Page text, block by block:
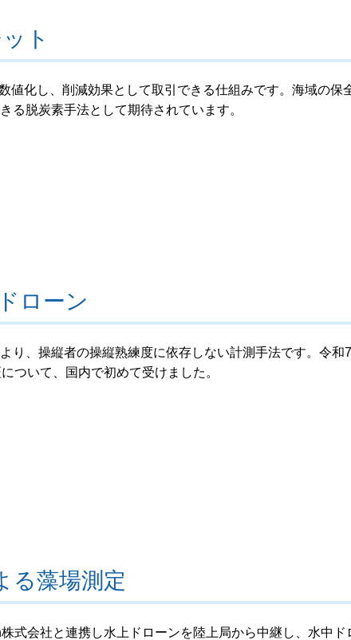
ト
値化し、削減効果として取引できる仕組みです。海域の保
る脱炭素手法として期待されています。
ローン
り、操縦者の操縦熟練度に依存しない計測手法です。令和
ついて、国内で初めて受けました。
藻場測定
式会社と連携し水上ドローンを陸上局から中継し、水中ド